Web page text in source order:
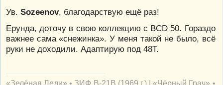
Ув. Sozeenov, благодарствую ещё раз!
Ерунда, доточу в свою коллекцию с BCD 50. Гораздо
важнее сама «снежинка». У меня такой не было, всё
руки не доходили. Адаптирую под 48T.
«Зелёная Леди» • ЗИФ В-21В (1969 г.) | «Чёрный Грач» •